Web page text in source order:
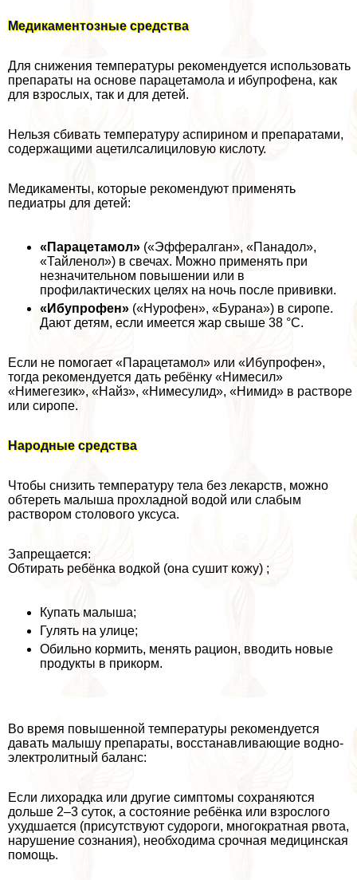
Медикаментозные средства
Для снижения температуры рекомендуется использовать
препараты на основе парацетамола и ибупрофена, как
для взрослых, так и для детей.
Нельзя сбивать температуру аспирином и препаратами,
содержащими ацетилсалициловую кислоту.
Медикаменты, которые рекомендуют применять
педиатры для детей:
«Парацетамол» («Эффералган», «Панадол»,
«Тайленол») в свечах. Можно применять при
незначительном повышении или в
профилактических целях на ночь после прививки.
«Ибупрофен» («Нурофен», «Бурана») в сиропе.
Дают детям, если имеется жар свыше 38 °C.
Если не помогает «Парацетамол» или «Ибупрофен»,
тогда рекомендуется дать ребёнку «Нимесил»
«Нимегезик», «Найз», «Нимесулид», «Нимид» в растворе
или сиропе.
Народные средства
Чтобы снизить температуру тела без лекарств, можно
обтереть малыша прохладной водой или слабым
раствором столового уксуса.
Запрещается:
Обтирать ребёнка водкой (она сушит кожу) ;
Купать малыша;
Гулять на улице;
Обильно кормить, менять рацион, вводить новые
продукты в прикорм.
Во время повышенной температуры рекомендуется
давать малышу препараты, восстанавливающие водно-
электролитный баланс:
Если лихорадка или другие симптомы сохраняются
дольше 2–3 суток, а состояние ребёнка или взрослого
ухудшается (присутствуют судороги, многократная рвота,
нарушение сознания), необходима срочная медицинская
помощь.